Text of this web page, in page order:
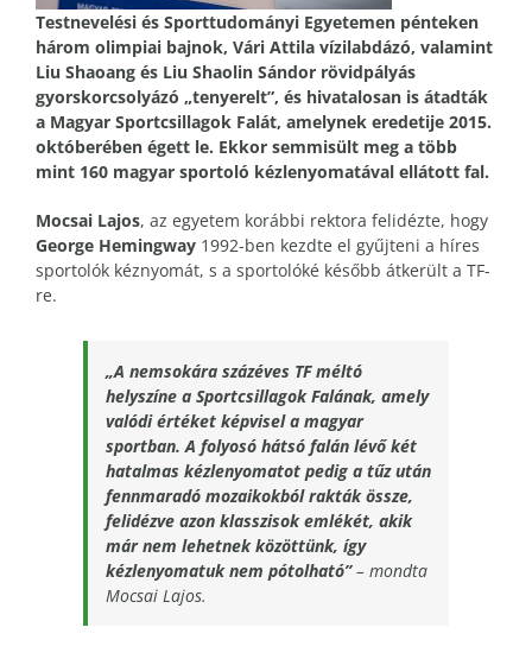
Testnevelési és Sporttudományi Egyetemen pénteken
három olimpiai bajnok, Vári Attila vízilabdázó, valamint
Liu Shaoang és Liu Shaolin Sándor rövidpályás
gyorskorcsolyázó „tenyerelt”, és hivatalosan is átadták
a Magyar Sportcsillagok Falát, amelynek eredetije 2015.
októberében égett le. Ekkor semmisült meg a több
mint 160 magyar sportoló kézlenyomatával ellátott fal.
Mocsai Lajos, az egyetem korábbi rektora felidézte, hogy
George Hemingway 1992-ben kezdte el gyűjteni a híres
sportolók kéznyomát, s a sportolóké később átkerült a TF-
re.
„A nemsokára százéves TF méltó
helyszíne a Sportcsillagok Falának, amely
valódi értéket képvisel a magyar
sportban. A folyosó hátsó falán lévő két
hatalmas kézlenyomatot pedig a tűz után
fennmaradó mozaikokból rakták össze,
felidézve azon klasszisok emlékét, akik
már nem lehetnek közöttünk, így
kézlenyomatuk nem pótolható” – mondta
Mocsai Lajos.